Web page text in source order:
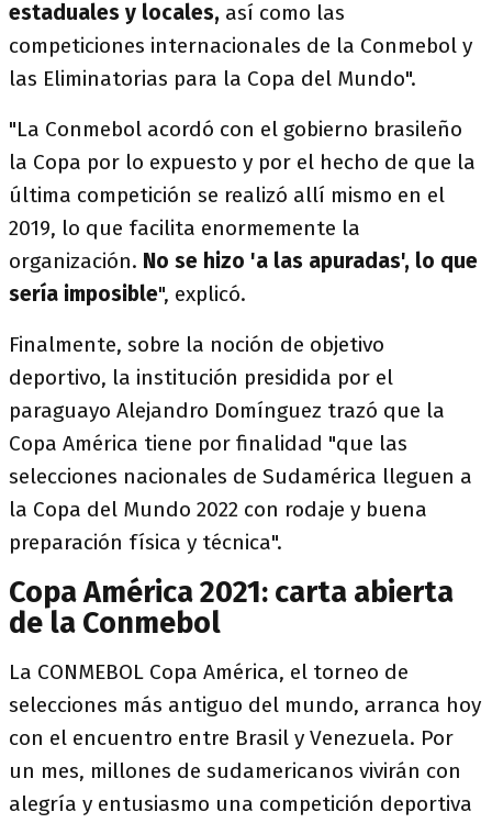
estaduales y locales, así como las
competiciones internacionales de la Conmebol y
las Eliminatorias para la Copa del Mundo".
"La Conmebol acordó con el gobierno brasileño
la Copa por lo expuesto y por el hecho de que la
última competición se realizó allí mismo en el
2019, lo que facilita enormemente la
organización. No se hizo 'a las apuradas', lo que
sería imposible", explicó.
Finalmente, sobre la noción de objetivo
deportivo, la institución presidida por el
paraguayo Alejandro Domínguez trazó que la
Copa América tiene por finalidad "que las
selecciones nacionales de Sudamérica lleguen a
la Copa del Mundo 2022 con rodaje y buena
preparación física y técnica".
Copa América 2021: carta abierta
de la Conmebol
La CONMEBOL Copa América, el torneo de
selecciones más antiguo del mundo, arranca hoy
con el encuentro entre Brasil y Venezuela. Por
un mes, millones de sudamericanos vivirán con
alegría y entusiasmo una competición deportiva